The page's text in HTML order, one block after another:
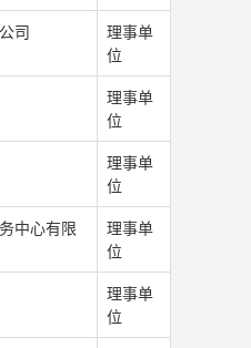
司
理事单
位
理事单
位
理事单
位
中心有限
理事单
位
理事单
位